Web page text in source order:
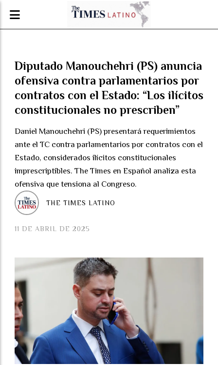
Diputado Manouchehri (PS) anuncia
ofensiva contra parlamentarios por
contratos con el Estado: “Los ilícitos
constitucionales no prescriben”
Daniel Manouchehri (PS) presentará requerimientos
ante el TC contra parlamentarios por contratos con el
Estado, considerados ilícitos constitucionales
imprescriptibles. The Times en Español analiza esta
ofensiva que tensiona al Congreso.
11 DE ABRIL DE 2025
THE TIMES LATINO